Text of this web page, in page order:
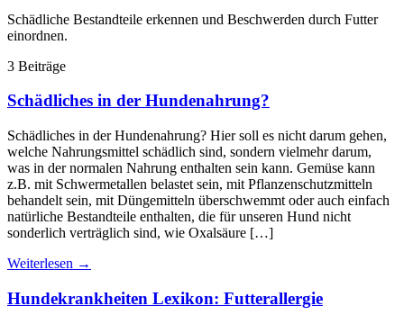
Schädliche Bestandteile erkennen und Beschwerden durch Futter
einordnen.
3 Beiträge
Schädliches in der Hundenahrung?
Schädliches in der Hundenahrung? Hier soll es nicht darum gehen,
welche Nahrungsmittel schädlich sind, sondern vielmehr darum,
was in der normalen Nahrung enthalten sein kann. Gemüse kann
z.B. mit Schwermetallen belastet sein, mit Pflanzenschutzmitteln
behandelt sein, mit Düngemitteln überschwemmt oder auch einfach
natürliche Bestandteile enthalten, die für unseren Hund nicht
sonderlich verträglich sind, wie Oxalsäure […]
Weiterlesen →
Hundekrankheiten Lexikon: Futterallergie